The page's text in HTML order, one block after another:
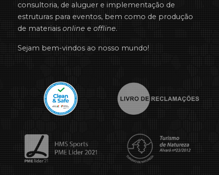
consultoria, de aluguer e implementação de
estruturas para eventos, bem como de produção
de materiais online e offline.
Sejam bem-vindos ao nosso mundo!